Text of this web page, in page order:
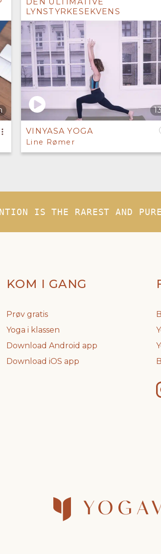
DEN ULTIMATIVE
LYNSTYRKESEKVENS
VINYASA YOGA
Line Rømer
IS THE RAREST AND
KOM I GANG
Prøv gratis
Yoga i klassen
Download Android app
Download iOS app